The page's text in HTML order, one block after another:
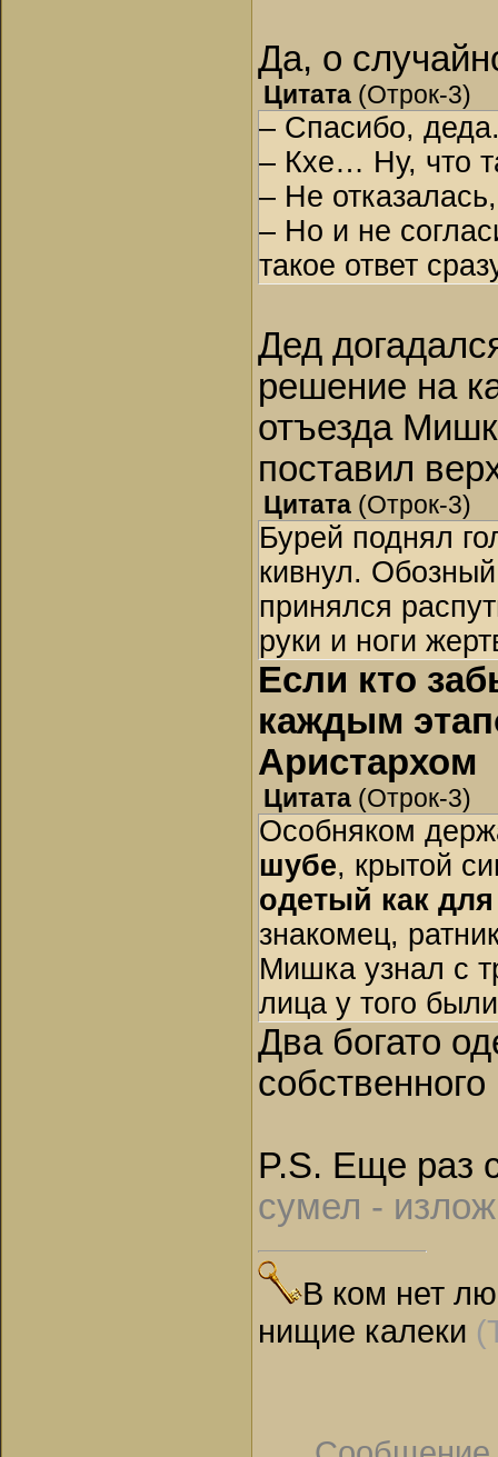
Да, о
Цитата (Отрок-3)
– Спасибо,
– Кхе… Ну, что
– Не
– Но и не
такое ответ
Дед
решение на
отъезда
поставил
Цитата (Отрок-3)
Бурей поднял
кивнул.
принялся
руки и ноги
Если кто
каждым
Аристархом
Цитата (Отрок-3)
Особняком
шубе, крытой
одетый как
знакомец,
Мишка узнал с
лица у того
Два богато
P.S. Еще раз
сумел -
В ком нет
нищие калеки